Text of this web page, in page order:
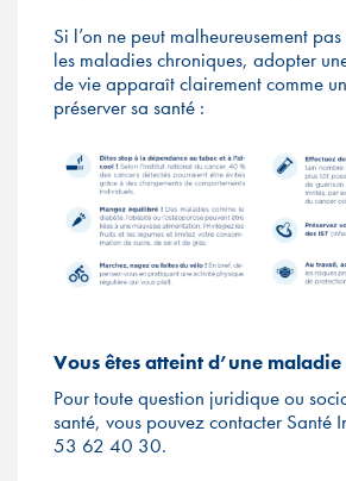
Si l’on ne peut malheureusement
les maladies chroniques, adopter
de vie apparaît clairement comme
préserver sa santé :
Vous êtes atteint d’une
Pour toute question juridique ou
santé, vous pouvez contacter Santé
53 62 40 30.